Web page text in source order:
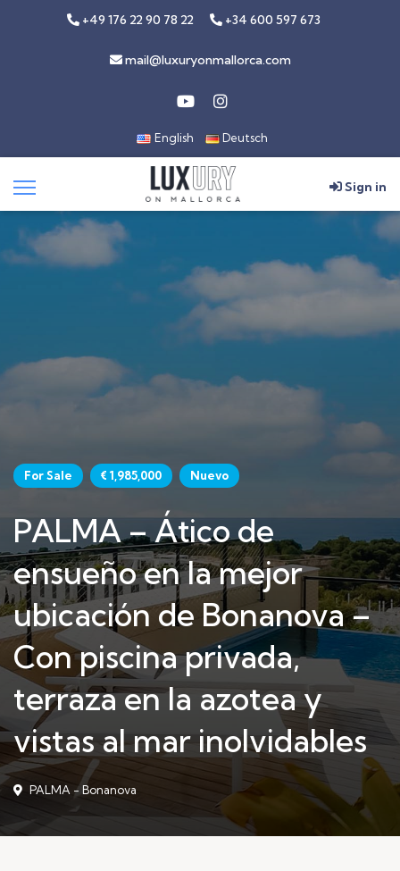
+49 176 22 90 78 22 +34 600 597 673
mail@luxuryonmallorca.com
English Deutsch
Sign in
For Sale € 1,985,000 Nuevo
PALMA – Ático de
ensueño en la mejor
ubicación de Bonanova –
Con piscina privada,
terraza en la azotea y
vistas al mar inolvidables
PALMA - Bonanova